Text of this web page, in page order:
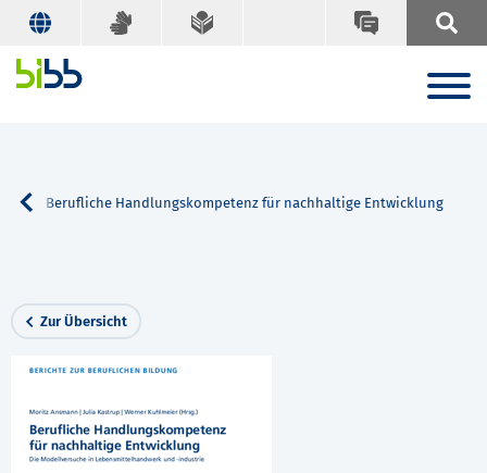
Berufliche Handlungskompetenz für nachhaltige Entwicklung
Zur Übersicht